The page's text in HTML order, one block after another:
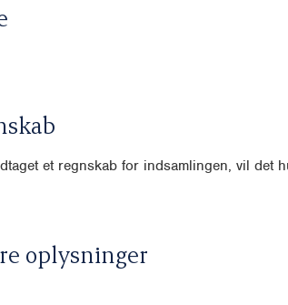
et regnskab for indsamlingen, vil det
oplysninger